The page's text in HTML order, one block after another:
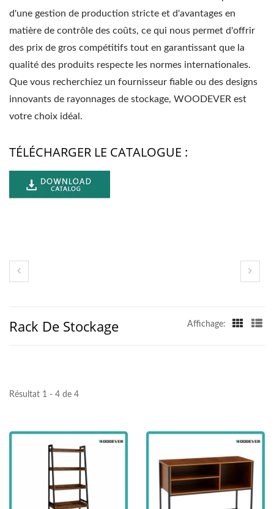
d'une gestion de production stricte et d'avantages en
matière de contrôle des coûts, ce qui nous permet d'offrir
des prix de gros compétitifs tout en garantissant que la
qualité des produits respecte les normes internationales.
Que vous recherchiez un fournisseur fiable ou des designs
innovants de rayonnages de stockage, WOODEVER est
votre choix idéal.
TÉLÉCHARGER LE CATALOGUE :
Rack De Stockage Affichage:
Résultat 1 - 4 de 4